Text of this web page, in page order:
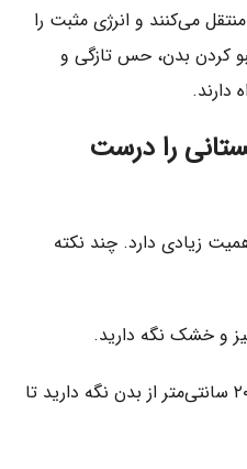
می‌کنند و انرژی مثبت را
کردن بدن، حس تازگی و
دارند.
را درست
زیادی دارد. چند نکته
و خشک نگه دارید.
اسپری را در فاصله حدود ۱۵ تا ۲۰ سانتی‌متر از بدن نگه دارید تا